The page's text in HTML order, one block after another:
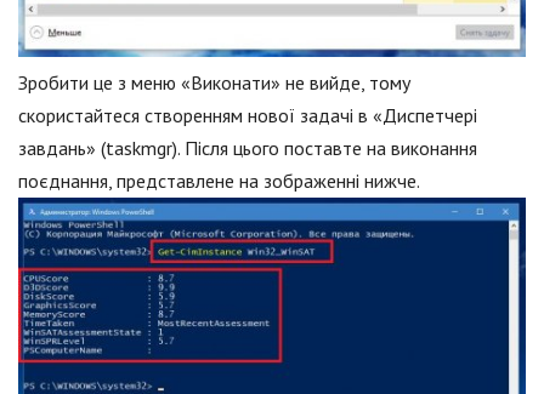
Зробити це з меню «Виконати» не вийде, тому
скористайтеся створенням нової задачі в «Диспетчері
завдань» (taskmgr). Після цього поставте на виконання
поєднання, представлене на зображенні нижче.